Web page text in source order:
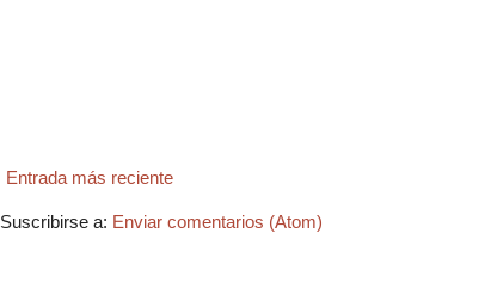
Entrada más reciente
Suscribirse a: Enviar comentarios (Atom)